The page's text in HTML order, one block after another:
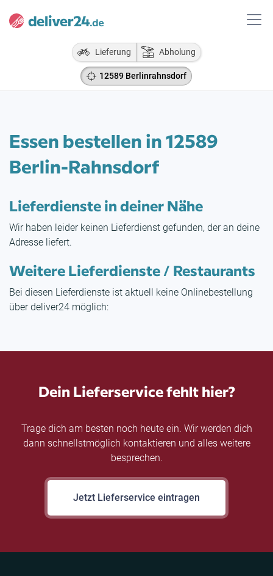
Lieferung Abholung
12589 Berlinrahnsdorf
Essen bestellen in 12589
Berlin-Rahnsdorf
Lieferdienste in deiner Nähe
Wir haben leider keinen Lieferdienst gefunden, der an deine
Adresse liefert.
Weitere Lieferdienste / Restaurants
Bei diesen Lieferdienste ist aktuell keine Onlinebestellung
über deliver24 möglich:
Dein Lieferservice fehlt hier?
Trage dich am besten noch heute ein. Wir werden dich
dann schnellstmöglich kontaktieren und alles weitere
besprechen.
Jetzt Lieferservice eintragen